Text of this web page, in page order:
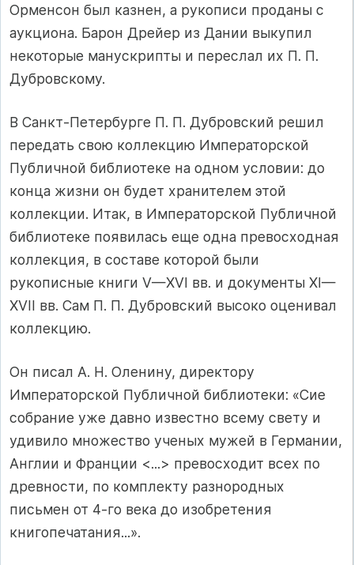
Орменсон был казнен, а рукописи проданы с
аукциона. Барон Дрейер из Дании выкупил
некоторые манускрипты и переслал их П. П.
Дубровскому.
В Санкт-Петербурге П. П. Дубровский решил
передать свою коллекцию Императорской
Публичной библиотеке на одном условии: до
конца жизни он будет хранителем этой
коллекции. Итак, в Императорской Публичной
библиотеке появилась еще одна превосходная
коллекция, в составе которой были
рукописные книги V—XVI вв. и документы XI—
XVII вв. Сам П. П. Дубровский высоко оценивал
коллекцию.
Он писал А. Н. Оленину, директору
Императорской Публичной библиотеки: «Сие
собрание уже давно известно всему свету и
удивило множество ученых мужей в Германии,
Англии и Франции <...> превосходит всех по
древности, по комплекту разнородных
письмен от 4-го века до изобретения
книгопечатания...».